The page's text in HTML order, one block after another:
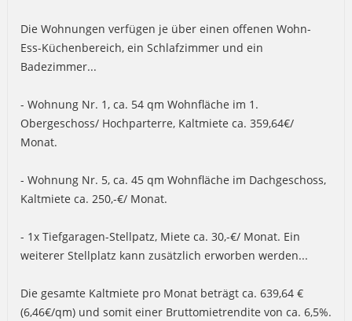
Die Wohnungen verfügen je über einen offenen Wohn-
Ess-Küchenbereich, ein Schlafzimmer und ein
Badezimmer...
- Wohnung Nr. 1, ca. 54 qm Wohnfläche im 1.
Obergeschoss/ Hochparterre, Kaltmiete ca. 359,64€/
Monat.
- Wohnung Nr. 5, ca. 45 qm Wohnfläche im Dachgeschoss,
Kaltmiete ca. 250,-€/ Monat.
- 1x Tiefgaragen-Stellpatz, Miete ca. 30,-€/ Monat. Ein
weiterer Stellplatz kann zusätzlich erworben werden...
Die gesamte Kaltmiete pro Monat beträgt ca. 639,64 €
(6,46€/qm) und somit einer Bruttomietrendite von ca. 6,5%.